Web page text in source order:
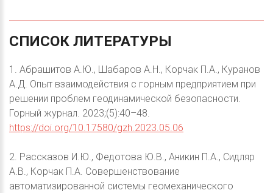
СПИСОК ЛИТЕРАТУРЫ
1. Абрашитов А.Ю., Шабаров А.Н., Корчак П.А., Куранов
А.Д. Опыт взаимодействия с горным предприятием при
решении проблем геодинамической безопасности.
Горный журнал. 2023;(5):40–48.
https://doi.org/10.17580/gzh.2023.05.06
2. Рассказов И.Ю., Федотова Ю.В., Аникин П.А., Сидляр
А.В., Корчак П.А. Совершенствование
автоматизированной системы геомеханического